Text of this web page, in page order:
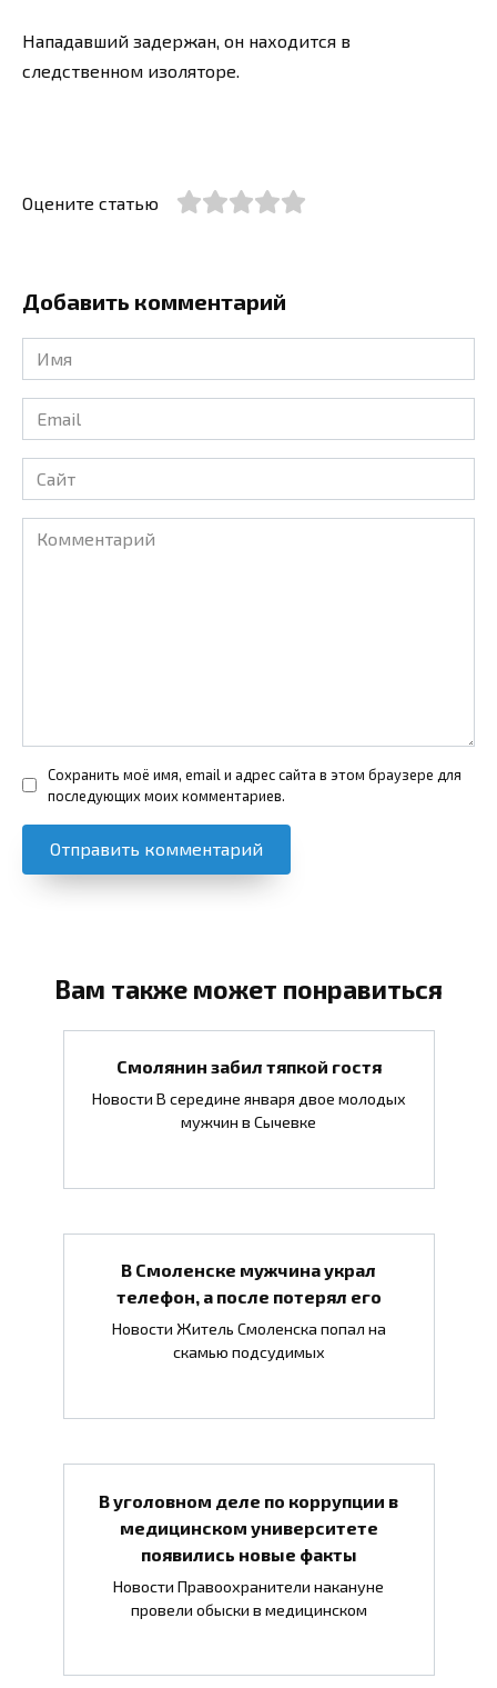
Нападавший задержан, он находится в
следственном изоляторе.
Оцените статью
Добавить комментарий
Имя
*
Email
*
Сайт
Комментарий
Сохранить моё имя, email и адрес сайта в этом браузере для
последующих моих комментариев.
Вам также может понравиться
Смолянин забил тяпкой гостя
Новости В середине января двое молодых
мужчин в Сычевке
В Смоленске мужчина украл
телефон, а после потерял его
Новости Житель Смоленска попал на
скамью подсудимых
В уголовном деле по коррупции в
медицинском университете
появились новые факты
Новости Правоохранители накануне
провели обыски в медицинском